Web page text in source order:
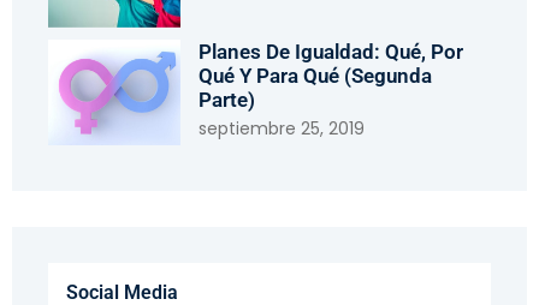
Planes De Igualdad: Qué, Por
Qué Y Para Qué (segunda
Parte)
septiembre 25, 2019
Social Media